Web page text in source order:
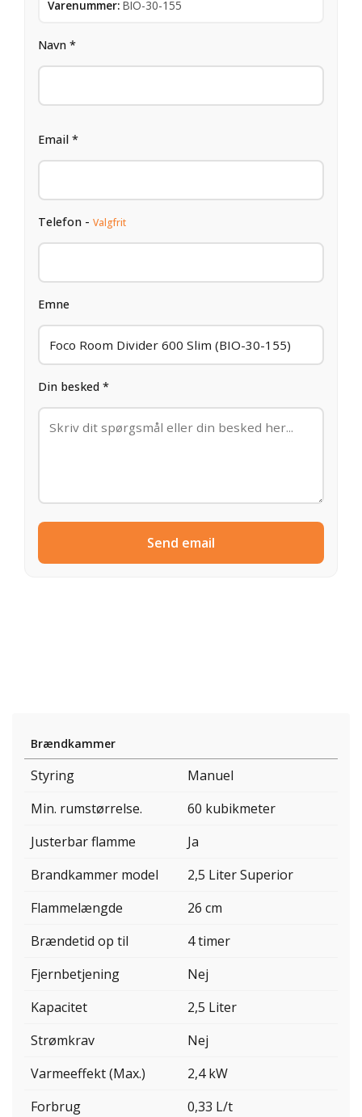
Varenummer: BIO-30-155
Navn *
Email *
Telefon - Valgfrit
Emne
Din besked *
Send email
Brændkammer
Styring
Manuel
Min. rumstørrelse.
60 kubikmeter
Justerbar flamme
Ja
Brandkammer model
2,5 Liter Superior
Flammelængde
26 cm
Brændetid op til
4 timer
Fjernbetjening
Nej
Kapacitet
2,5 Liter
Strømkrav
Nej
Varmeeffekt (Max.)
2,4 kW
Forbrug
0,33 L/t